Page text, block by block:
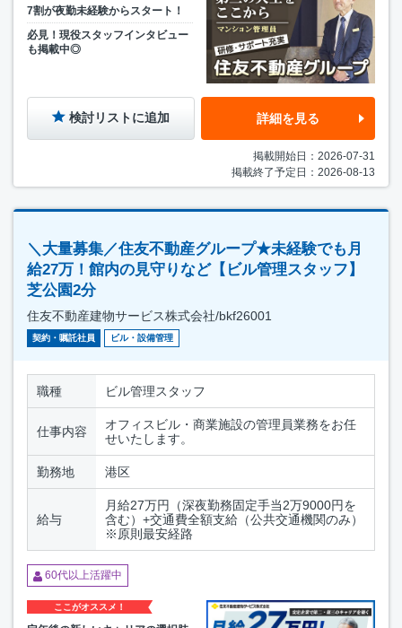
7割が夜勤未経験からスタート！
必見！現役スタッフインタビュー
も掲載中◎
検討リストに追加 詳細を見る
掲載開始日：2026-07-31
掲載終了予定日：2026-08-13
＼大量募集／住友不動産グループ★未経験でも月
給27万！館内の見守りなど【ビル管理スタッフ】
芝公園2分
住友不動産建物サービス株式会社/bkf26001
契約・嘱託社員 ビル・設備管理
職種 ビル管理スタッフ
仕事内容
オフィスビル・商業施設の管理員業務をお任
せいたします。
勤務地 港区
給与
月給27万円（深夜勤務固定手当2万9000円を
含む）+交通費全額支給（公共交通機関のみ）
※原則最安経路
60代以上活躍中
ここがオススメ！